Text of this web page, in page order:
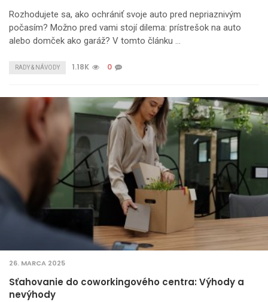
Rozhodujete sa, ako ochrániť svoje auto pred nepriaznivým
počasím? Možno pred vami stojí dilema: prístrešok na auto
alebo domček ako garáž? V tomto článku …
RADY & NÁVODY 1.18K 0
26. MARCA 2025
Sťahovanie do coworkingového centra: Výhody a
nevýhody